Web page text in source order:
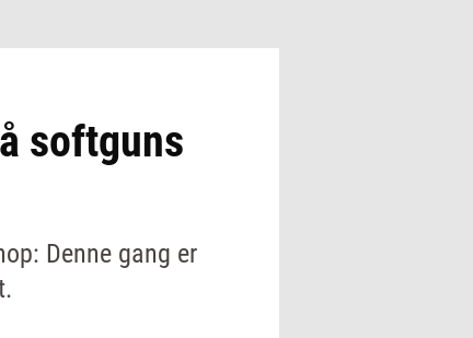
softguns
Denne gang er